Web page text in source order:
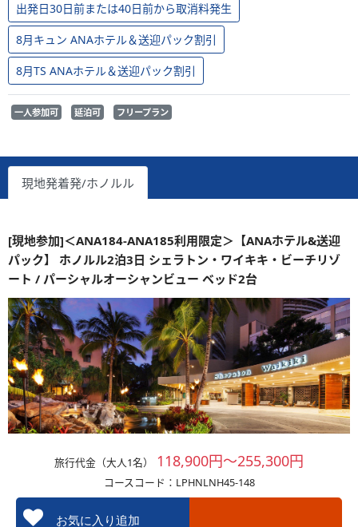
出発日30日前または40日前から取消料発生
8月キュン ANAホテル＆送迎パック割引
8月TS ANAホテル＆送迎パック割引
一人参加可 延泊可 フリープラン
現地発着発/ホノルル
[現地参加]＜ANA184-ANA185利用限定＞【ANAホテル&送迎
パック】 ホノルル2泊3日 シェラトン・ワイキキ・ビーチリゾ
ート / パーシャルオーシャンビュー ベッド2台
旅行代金（大人1名） 118,900円～255,300円
コースコード：LPHNLNH45-148
お気に入り追加